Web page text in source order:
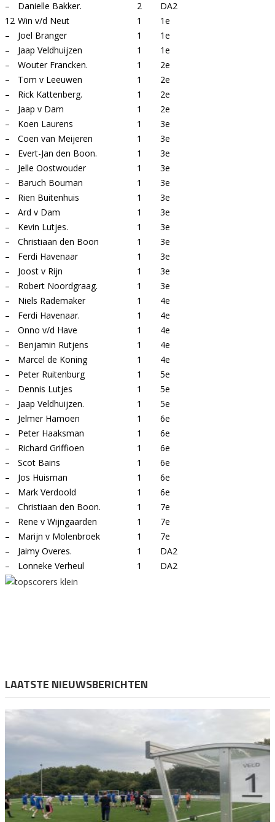
–
Danielle Bakker. 2
DA2
12 Win v/d Neut 1
1e
–
Joel Branger 1
1e
–
Jaap Veldhuijzen 1
1e
–
Wouter Francken. 1
2e
–
Tom v Leeuwen 1
2e
–
Rick Kattenberg. 1
2e
–
Jaap v Dam 1
2e
–
Koen Laurens 1
3e
–
Coen van Meijeren 1
3e
–
Evert-Jan den Boon. 1
3e
–
Jelle Oostwouder 1
3e
–
Baruch Bouman 1
3e
–
Rien Buitenhuis 1
3e
–
Ard v Dam 1
3e
–
Kevin Lutjes. 1
3e
–
Christiaan den Boon 1
3e
–
Ferdi Havenaar 1
3e
–
Joost v Rijn 1
3e
–
Robert Noordgraag. 1
3e
–
Niels Rademaker 1
4e
–
Ferdi Havenaar. 1
4e
–
Onno v/d Have 1
4e
–
Benjamin Rutjens 1
4e
–
Marcel de Koning 1
4e
–
Peter Ruitenburg 1
5e
–
Dennis Lutjes 1
5e
–
Jaap Veldhuijzen. 1
5e
–
Jelmer Hamoen 1
6e
–
Peter Haaksman 1
6e
–
Richard Griffioen 1
6e
–
Scot Bains 1
6e
–
Jos Huisman 1
6e
–
Mark Verdoold 1
6e
–
Christiaan den Boon. 1
7e
–
Rene v Wijngaarden 1
7e
–
Marijn v Molenbroek 1
7e
–
Jaimy Overes. 1
DA2
–
Lonneke Verheul 1 DA2
LAATSTE NIEUWSBERICHTEN